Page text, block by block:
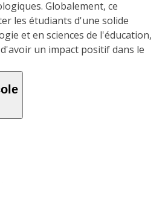
Globalement, ce
les étudiants d'une solide
et en sciences de l'éducation,
un impact positif dans le